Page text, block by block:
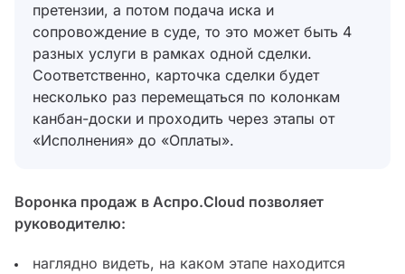
претензии, а потом подача иска и
сопровождение в суде, то это может быть 4
разных услуги в рамках одной сделки.
Соответственно, карточка сделки будет
несколько раз перемещаться по колонкам
канбан-доски и проходить через этапы от
«Исполнения» до «Оплаты».
Воронка продаж в Аспро.Cloud позволяет
руководителю:
наглядно видеть, на каком этапе находится